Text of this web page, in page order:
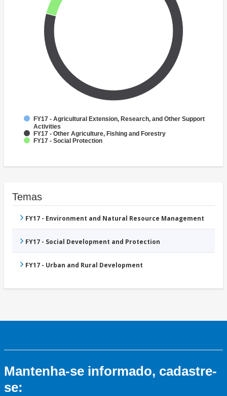
FY17 - Agricultural Extension, Research, and Other Support
Activities
FY17 - Other Agriculture, Fishing and Forestry
FY17 - Social Protection
Temas
FY17 - Environment and Natural Resource Management
FY17 - Social Development and Protection
FY17 - Urban and Rural Development
Mantenha-se informado, cadastre-
se: